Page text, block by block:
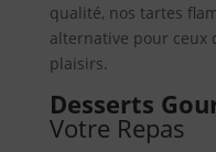
qualité, nos tartes
alternative pour ceux
plaisirs.
Desserts
Votre Repas